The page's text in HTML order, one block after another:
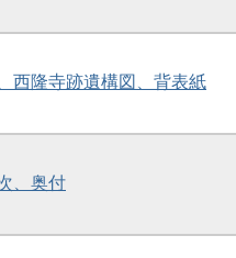
西隆寺跡遺構図、背表紙
、奥付